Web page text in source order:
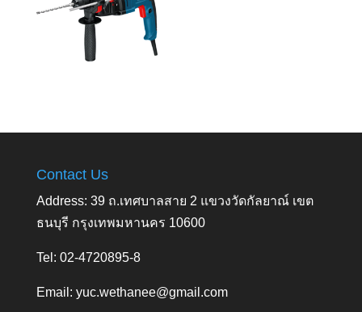
Contact Us
Address: 39 ถ.เทศบาลสาย 2 แขวงวัดกัลยาณ์ เขต
ธนบุรี กรุงเทพมหานคร 10600
Tel: 02-4720895-8
Email: yuc.wethanee@gmail.com